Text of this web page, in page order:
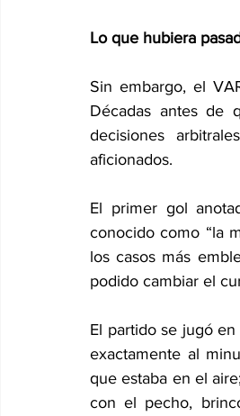
Lo que hubiera
Sin embargo, el
Décadas antes de
decisiones
aficionados.
El primer gol
conocido como “la
los casos más
podido cambiar el
El partido se jugó
exactamente al
que estaba en el
con el pecho,